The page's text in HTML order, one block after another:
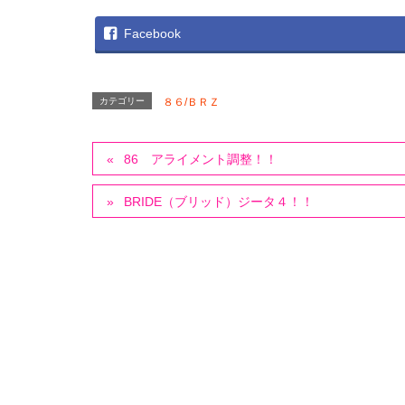
Facebook
カテゴリー ８６/ＢＲＺ
86 アライメント調整！！
BRIDE（ブリッド）ジータ４！！